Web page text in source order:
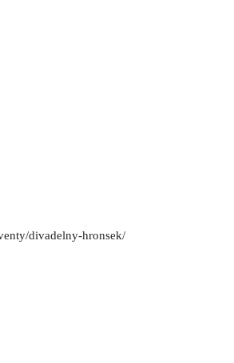
divadelny-hronsek/